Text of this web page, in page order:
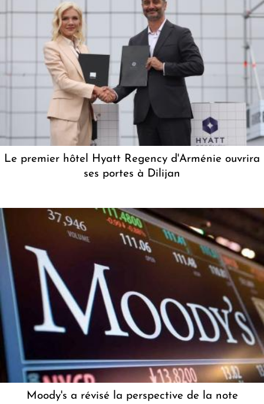
Le premier hôtel Hyatt Regency d'Arménie ouvrira
ses portes à Dilijan
Moody's a révisé la perspective de la note